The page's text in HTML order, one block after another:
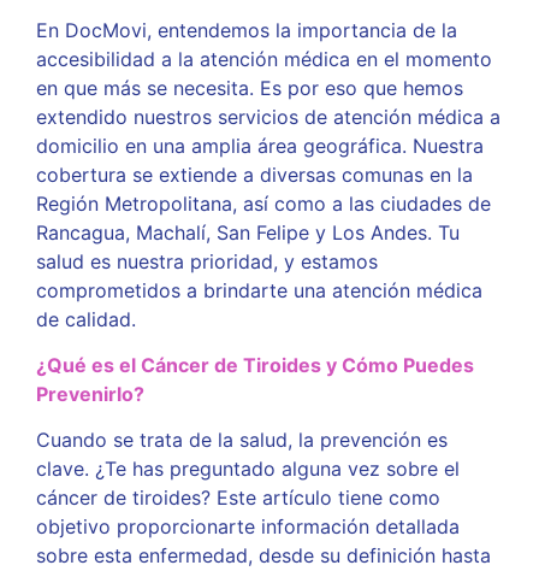
En DocMovi, entendemos la importancia de la
accesibilidad a la atención médica en el momento
en que más se necesita. Es por eso que hemos
extendido nuestros servicios de atención médica a
domicilio en una amplia área geográfica. Nuestra
cobertura se extiende a diversas comunas en la
Región Metropolitana, así como a las ciudades de
Rancagua, Machalí, San Felipe y Los Andes. Tu
salud es nuestra prioridad, y estamos
comprometidos a brindarte una atención médica
de calidad.
¿Qué es el Cáncer de Tiroides y Cómo Puedes
Prevenirlo?
Cuando se trata de la salud, la prevención es
clave. ¿Te has preguntado alguna vez sobre el
cáncer de tiroides? Este artículo tiene como
objetivo proporcionarte información detallada
sobre esta enfermedad, desde su definición hasta